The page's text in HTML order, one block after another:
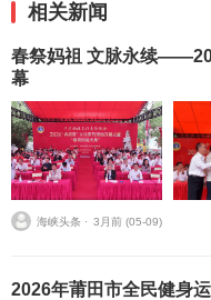
相关新闻
春祭妈祖 文脉永续
幕
海峡头条 ⋅ 3月前 (05-09)
2026年莆田市全民健身